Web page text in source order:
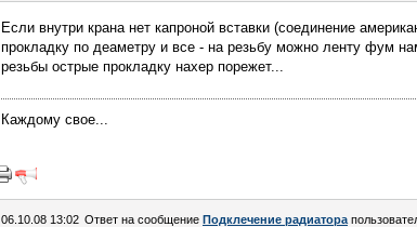
Если внутри крана нет капроной вставки (соединение
прокладку по деаметру и все - на резьбу можно ленту фум
резьбы острые прокладку нахер порежет...
Каждому свое...
06.10.08 13:02 Ответ на сообщение Подклечение радиатора